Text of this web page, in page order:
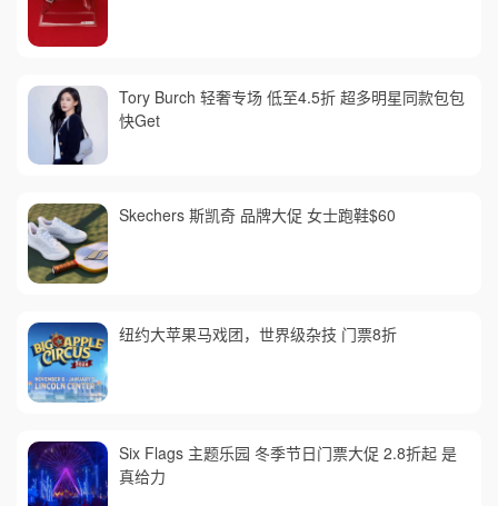
Tory Burch 轻奢专场 低至4.5折 超多明星同款包包
快Get
Skechers 斯凯奇 品牌大促 女士跑鞋$60
纽约大苹果马戏团，世界级杂技 门票8折
Six Flags 主题乐园 冬季节日门票大促 2.8折起 是
真给力